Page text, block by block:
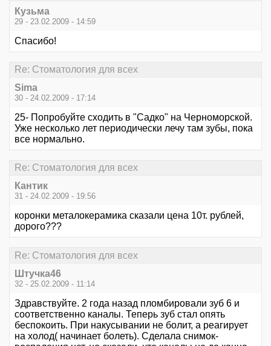
Кузьма
29 - 23.02.2009 - 14:59
Спасибо!
Re: Стоматология для всех
Sima
30 - 24.02.2009 - 17:14
25- Попробуйте сходить в "Садко" на Черноморской.
Уже несколько лет периодически лечу там зубы, пока
все нормально.
Re: Стоматология для всех
Кантик
31 - 24.02.2009 - 19:56
коронки металокерамика сказали цена 10т. рублей,
дорого???
Re: Стоматология для всех
Штучка46
32 - 25.02.2009 - 11:14
Здравствуйте. 2 года назад пломбировали зуб 6 и
соответственно каналы. Теперь зуб стал опять
беспокоить. При накусывании не болит, а реагирует
на холод( начинает болеть). Сделала снимок-